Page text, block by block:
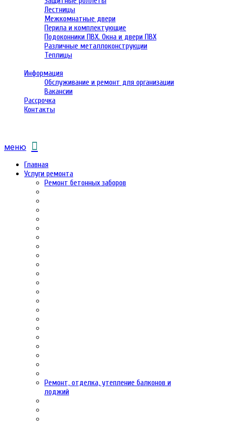
Лестницы
Межкомнатные двери
Перила и комплектующие
Подоконники ПВХ. Окна и двери ПВХ
Различные металлоконструкции
Теплицы
Информация
Обслуживание и ремонт для организации
Вакансии
Рассрочка
Контакты
меню
Главная
Услуги ремонта
Ремонт бетонных заборов
Ремонт, отделка, утепление балконов и
лоджий